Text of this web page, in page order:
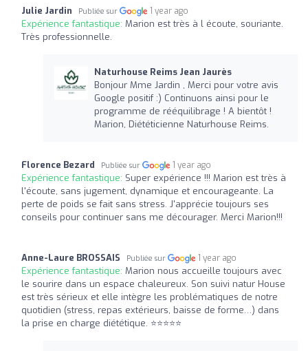
Julie Jardin Publiée sur 1 year ago
Expérience fantastique: Marion est très à l écoute, souriante.
Très professionnelle.
Naturhouse Reims Jean Jaurès
Bonjour Mme Jardin , Merci pour votre avis
Google positif :) Continuons ainsi pour le
programme de rééquilibrage ! A bientôt !
Marion, Diététicienne Naturhouse Reims.
Florence Bezard Publiée sur 1 year ago
Expérience fantastique: Super expérience !!! Marion est très à
l'écoute, sans jugement, dynamique et encourageante. La
perte de poids se fait sans stress. J'apprécie toujours ses
conseils pour continuer sans me décourager. Merci Marion!!!
Anne-Laure BROSSAIS Publiée sur 1 year ago
Expérience fantastique: Marion nous accueille toujours avec
le sourire dans un espace chaleureux. Son suivi natur House
est très sérieux et elle intègre les problématiques de notre
quotidien (stress, repas extérieurs, baisse de forme…) dans
la prise en charge diététique. ⭐️⭐️⭐️⭐️⭐️